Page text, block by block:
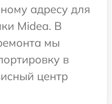
адресу для
Midea. В
мы
в
центр